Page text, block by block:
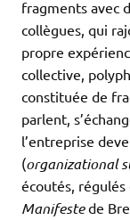
fragments avec
collègues, qui
propre
collective,
constituée de
parlent,
l’entreprise
(organizational
écoutés,
Manifestede